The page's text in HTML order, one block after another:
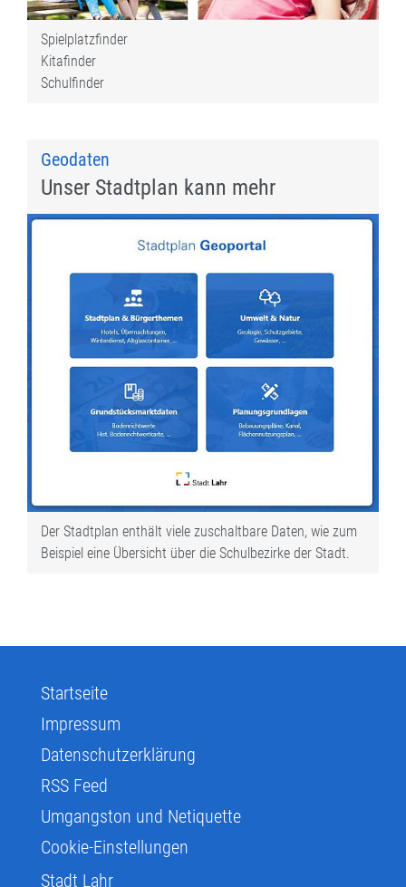
Spielplatzfinder
Kitafinder
Schulfinder
Geodaten
Unser Stadtplan kann mehr
Der Stadtplan enthält viele zuschaltbare Daten, wie zum
Beispiel eine Übersicht über die Schulbezirke der Stadt.
Startseite
Impressum
Datenschutzerklärung
RSS Feed
Umgangston und Netiquette
Cookie-Einstellungen
Stadt Lahr